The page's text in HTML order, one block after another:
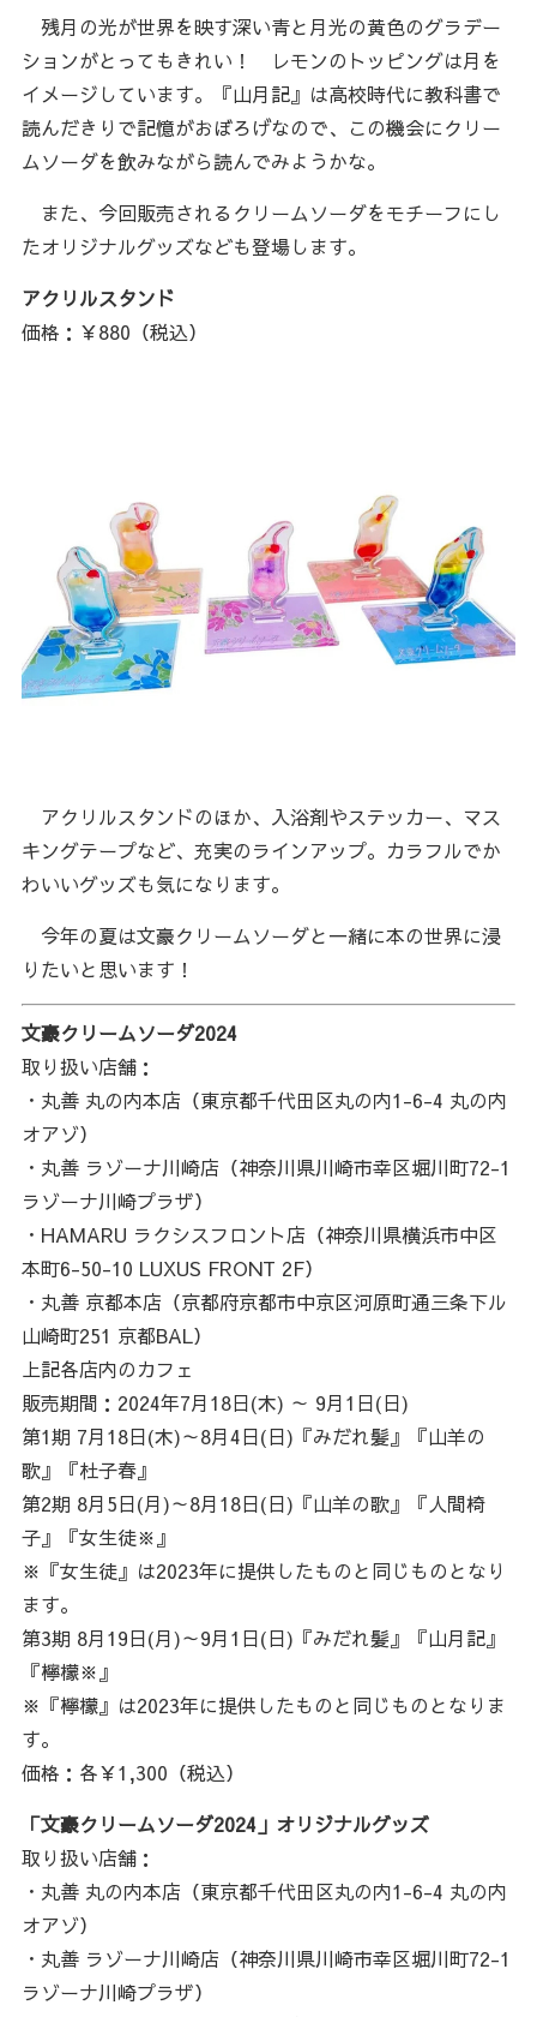
残月の光が世界を映す深い青と月光の黄色のグラデー
ションがとってもきれい！ レモンのトッピングは月を
イメージしています。『山月記』は高校時代に教科書で
読んだきりで記憶がおぼろげなので、この機会にクリー
ムソーダを飲みながら読んでみようかな。
また、今回販売されるクリームソーダをモチーフにし
たオリジナルグッズなども登場します。
アクリルスタンド
価格：￥880（税込）
アクリルスタンドのほか、入浴剤やステッカー、マス
キングテープなど、充実のラインアップ。カラフルでか
わいいグッズも気になります。
今年の夏は文豪クリームソーダと一緒に本の世界に浸
りたいと思います！
文豪クリームソーダ2024
取り扱い店舗：
・丸善 丸の内本店（東京都千代田区丸の内1-6-4 丸の内
オアゾ）
・丸善 ラゾーナ川崎店（神奈川県川崎市幸区堀川町72-1
ラゾーナ川崎プラザ）
・HAMARU ラクシスフロント店（神奈川県横浜市中区
本町6-50-10 LUXUS FRONT 2F）
・丸善 京都本店（京都府京都市中京区河原町通三条下ル
山崎町251 京都BAL）
上記各店内のカフェ
販売期間：2024年7月18日(木) ～ 9月1日(日)
第1期 7月18日(木)～8月4日(日)『みだれ髪』『山羊の
歌』『杜子春』
第2期 8月5日(月)～8月18日(日)『山羊の歌』『人間椅
子』『女生徒※』
※『女生徒』は2023年に提供したものと同じものとなり
ます。
第3期 8月19日(月)～9月1日(日)『みだれ髪』『山月記』
『檸檬※』
※『檸檬』は2023年に提供したものと同じものとなりま
す。
価格：各￥1,300（税込）
「文豪クリームソーダ2024」オリジナルグッズ
取り扱い店舗：
・丸善 丸の内本店（東京都千代田区丸の内1-6-4 丸の内
オアゾ）
・丸善 ラゾーナ川崎店（神奈川県川崎市幸区堀川町72-1
ラゾーナ川崎プラザ）